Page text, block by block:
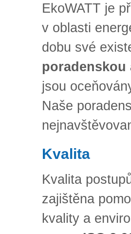
EkoWATT je
v oblasti
dobu své
jsou
Naše
Kvalita
Kvalita
zajištěna
kvality a